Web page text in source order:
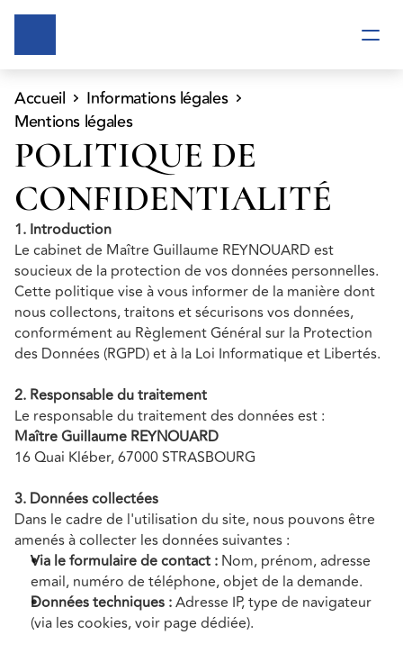
Accueil
Informations légales
Mentions légales
POLITIQUE DE
CONFIDENTIALITÉ
1. Introduction
Le cabinet de Maître Guillaume REYNOUARD est
soucieux de la protection de vos données personnelles.
Cette politique vise à vous informer de la manière dont
nous collectons, traitons et sécurisons vos données,
conformément au Règlement Général sur la Protection
des Données (RGPD) et à la Loi Informatique et Libertés.
2. Responsable du traitement
Le responsable du traitement des données est :
Maître Guillaume REYNOUARD
16 Quai Kléber, 67000 STRASBOURG
3. Données collectées
Dans le cadre de l'utilisation du site, nous pouvons être
amenés à collecter les données suivantes :
Via le formulaire de contact : Nom, prénom, adresse
email, numéro de téléphone, objet de la demande.
Données techniques : Adresse IP, type de navigateur
(via les cookies, voir page dédiée).